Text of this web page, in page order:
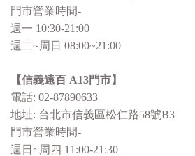
門市營業時間-
週一 10:30-21:00
週二~周日 08:00~21:00
【信義遠百 A13門市】
電話: 02-87890633
地址: 台北市信義區松仁路58號B3
門市營業時間-
週日~周四 11:00-21:30